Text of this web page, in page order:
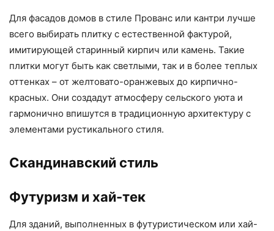
Для фасадов домов в стиле Прованс или кантри лучше
всего выбирать плитку с естественной фактурой,
имитирующей старинный кирпич или камень. Такие
плитки могут быть как светлыми, так и в более теплых
оттенках – от желтовато-оранжевых до кирпично-
красных. Они создадут атмосферу сельского уюта и
гармонично впишутся в традиционную архитектуру с
элементами рустикального стиля.
Скандинавский стиль
Футуризм и хай-тек
Для зданий, выполненных в футуристическом или хай-